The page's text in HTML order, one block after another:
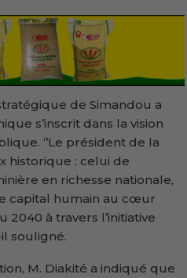
de Simandou a
s’inscrit dans la vision
‘’Le président de la
historique : celui de
en richesse nationale,
capital humain au cœur
à travers l’initiative
il souligné.
M. Diakité a indiqué que